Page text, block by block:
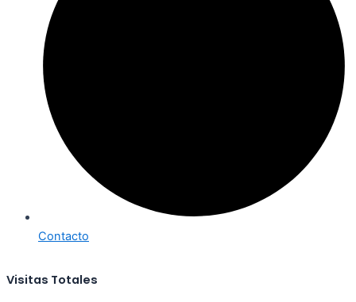
Contacto
Visitas Totales